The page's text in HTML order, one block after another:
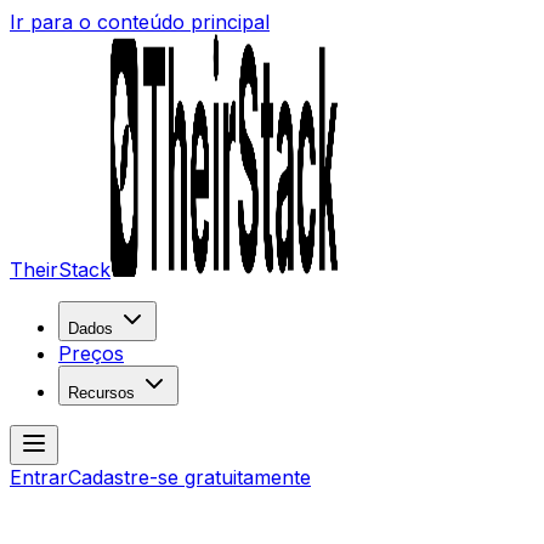
Ir para o conteúdo principal
TheirStack
Dados
Preços
Recursos
EntrarCadastre-se gratuitamente